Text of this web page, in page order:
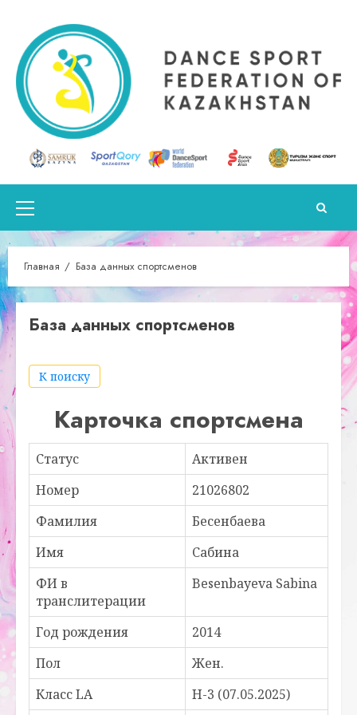
содержимому
Основное
меню
Главная База данных спортсменов
База данных спортсменов
К поиску
Карточка спортсмена
Статус
Активен
Номер
21026802
Фамилия
Бесенбаева
Имя
Сабина
ФИ в
транслитерации
Besenbayeva Sabina
Год рождения
2014
Пол
Жен.
Класс LA
H-3 (07.05.2025)